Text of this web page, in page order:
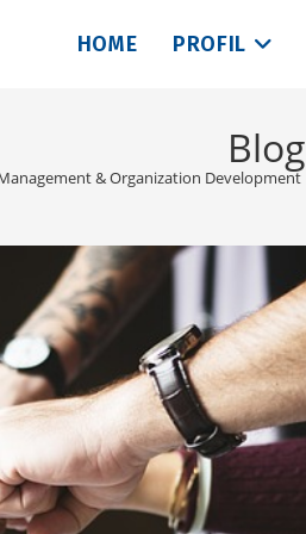
HOME PROFIL
Blog
& Organization Development